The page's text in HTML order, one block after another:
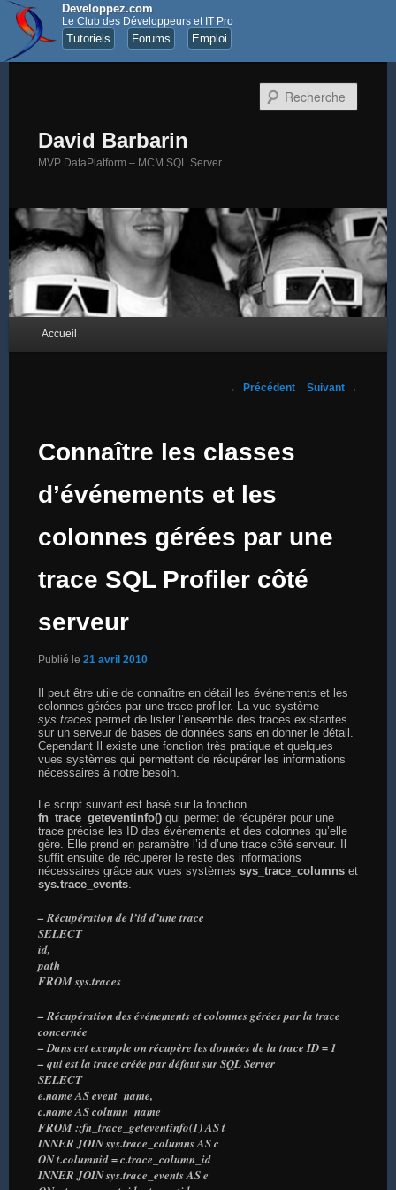
Developpez.com
Le Club des Développeurs et IT Pro
Tutoriels Forums Emploi
David Barbarin
MVP DataPlatform – MCM SQL Server
Aller au contenu principal
Aller au contenu secondaire
Accueil
Navigation des articles
← Précédent Suivant →
Connaître les classes
d’événements et les
colonnes gérées par une
trace SQL Profiler côté
serveur
Publié le 21 avril 2010
Il peut être utile de connaître en détail les événements et les
colonnes gérées par une trace profiler. La vue système
sys.traces permet de lister l’ensemble des traces existantes
sur un serveur de bases de données sans en donner le détail.
Cependant Il existe une fonction très pratique et quelques
vues systèmes qui permettent de récupérer les informations
nécessaires à notre besoin.
Le script suivant est basé sur la fonction
fn_trace_geteventinfo()qui permet de récupérer pour une
trace précise les ID des événements et des colonnes qu’elle
gère. Elle prend en paramètre l’id d’une trace côté serveur. Il
suffit ensuite de récupérer le reste des informations
nécessaires grâce aux vues systèmes sys_trace_columnset
sys.trace_events.
– Récupération de l’id d’une trace
SELECT
id,
path
FROM sys.traces
– Récupération des événements et colonnes gérées par la trace
concernée
– Dans cet exemple on récupère les données de la trace ID = 1
– qui est la trace créée par défaut sur SQL Server
SELECT
e.name AS event_name,
c.name AS column_name
FROM ::fn_trace_geteventinfo(1) AS t
INNER JOIN sys.trace_columns AS c
ON t.columnid = c.trace_column_id
INNER JOIN sys.trace_events AS e